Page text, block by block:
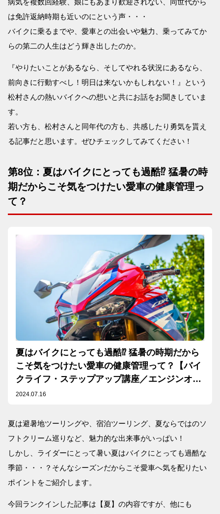
病気を複数回経験、娘にもあまり歓迎されない、同世代から
は免許返納時期も近いのにという声・・・
バイクに乗るまでや、愛車との出会いや魅力、乗ってみてか
らの第二の人生はどう輝き出したのか。
『やりたいことがあるなら、そしてやれる状況にあるなら、
前向きに行動すべし！明日は来ないかもしれない！』という
松村さんの熱いバイクへの想いと共にお話をお聞きしていま
す。
若い方も、松村さんと同年代の方も、共感したり勇気を貰え
る記事だと思います。ぜひチェックしてみてください！
第8位：夏はバイクにとっても過酷⁉︎ 猛暑の時
期だからこそ気をつけたい愛車の健康管理っ
て？
夏はバイクにとっても過酷⁉︎ 猛暑の時期だから
こそ気をつけたい愛車の健康管理って？【バイ
クライフ・ステップアップ講座／エンジンオイ
ル交換 編】
2024.07.16
夏は避暑地ツーリングや、宿泊ツーリング、夏ならではのソ
フトクリーム巡りなど、魅力的な出来事がいっぱい！
しかし、ライダーにとって暑い夏はバイクにとっても過酷な
季節・・・？そんなシーズンだからこそ愛車へ気を配りたい
ポイントをご紹介します。
今回ランクインした記事は【夏】の内容ですが、他にも